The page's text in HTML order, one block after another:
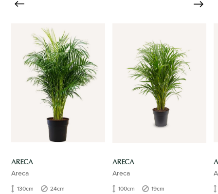
ARECA
Areca
130cm 24cm
ARECA
Areca
100cm 19cm